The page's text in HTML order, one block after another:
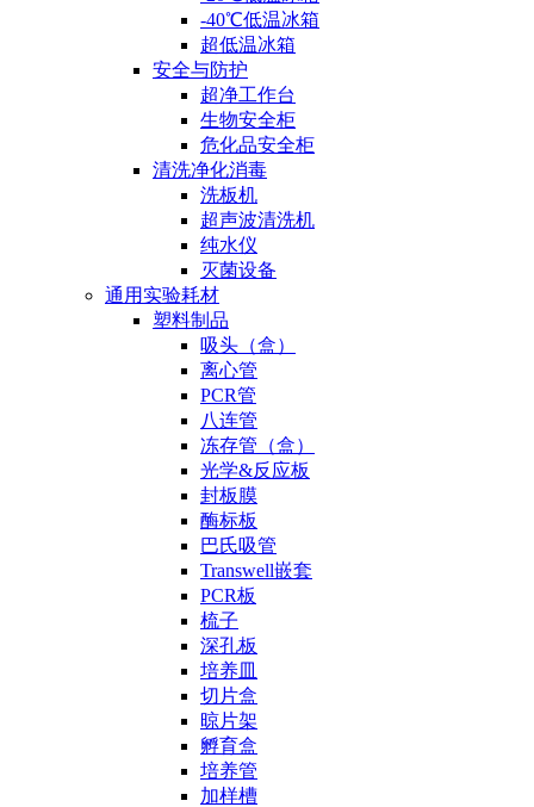
-40℃低温冰箱
超低温冰箱
安全与防护
超净工作台
生物安全柜
危化品安全柜
清洗净化消毒
洗板机
超声波清洗机
纯水仪
灭菌设备
通用实验耗材
塑料制品
吸头（盒）
离心管
PCR管
八连管
冻存管（盒）
光学&反应板
封板膜
酶标板
巴氏吸管
Transwell嵌套
PCR板
梳子
深孔板
培养皿
切片盒
晾片架
孵育盒
培养管
加样槽